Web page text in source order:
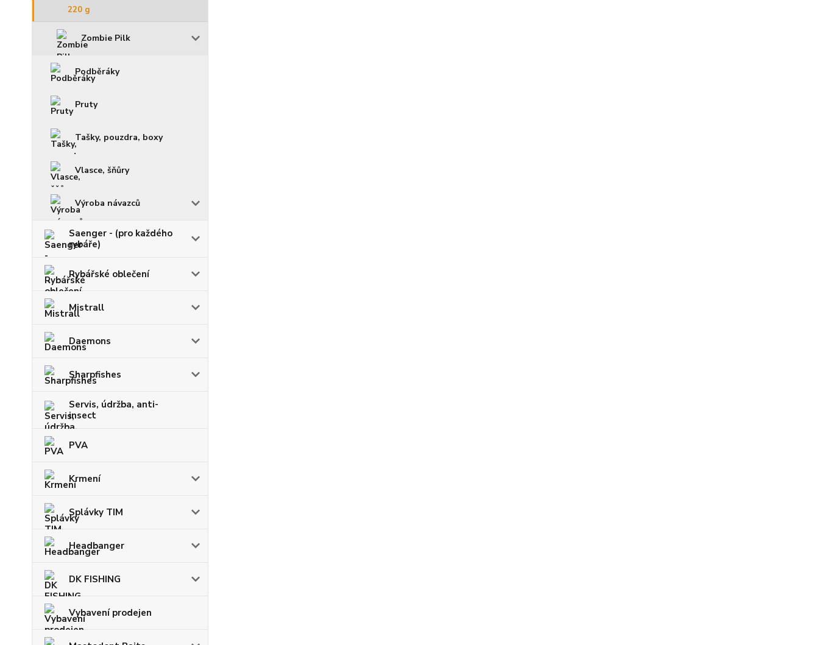
220 g
Zombie Pilk
Podběráky
Pruty
Tašky, pouzdra, boxy
Vlasce, šňůry
Výroba návazců
Saenger - (pro každého
rybáře)
Rybářské oblečení
Mistrall
Daemons
Sharpfishes
Servis, údržba, anti-
insect
PVA
Krmení
Splávky TIM
Headbanger
DK FISHING
Vybavení prodejen